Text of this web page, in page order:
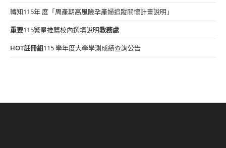
轉知115年 度「周產期高風險孕產婦追蹤關懷計畫說明」
重要115繁星推薦校內選填說明教務處
HOT註冊組115 學年度大學學測成績查詢公告